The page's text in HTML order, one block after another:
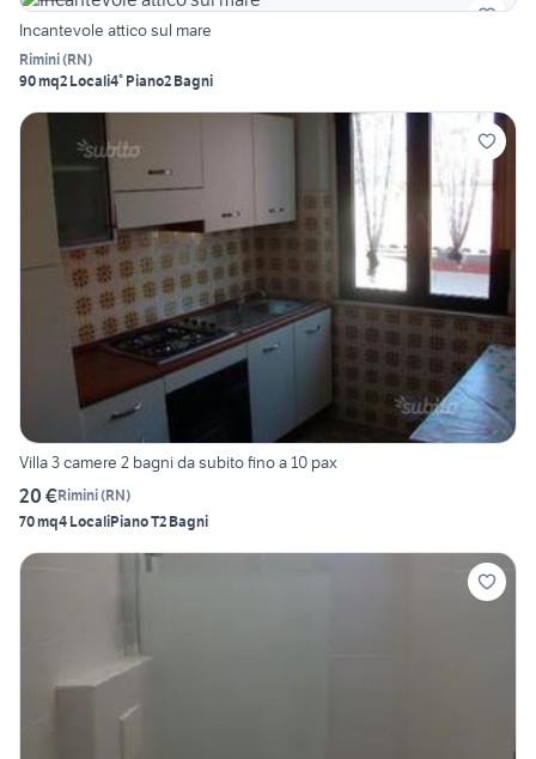
Incantevole attico sul mare
Rimini(RN)
90 mq2 Locali4° Piano2 Bagni
Villa 3 camere 2 bagni da subito fino a 10 pax
20 €Rimini(RN)
70 mq4 LocaliPiano T2 Bagni